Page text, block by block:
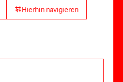
Hierhin navigieren